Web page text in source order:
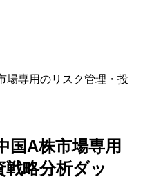
場専用のリスク管理・投
国A株市場専用
略分析ダッ